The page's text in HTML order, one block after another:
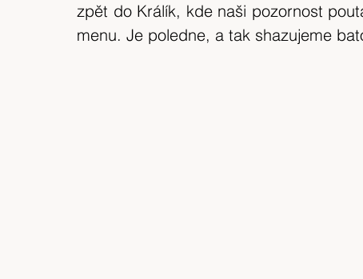
zpět do Králík, kde naši pozornost
menu. Je poledne, a tak shazujeme